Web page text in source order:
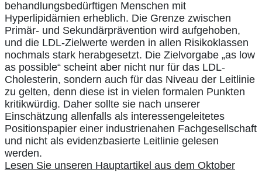
behandlungsbedürftigen Menschen mit
Hyperlipidämien erheblich. Die Grenze zwischen
Primär- und Sekundärprävention wird aufgehoben,
und die LDL-Zielwerte werden in allen Risikoklassen
nochmals stark herabgesetzt. Die Zielvorgabe „as low
as possible“ scheint aber nicht nur für das LDL-
Cholesterin, sondern auch für das Niveau der Leitlinie
zu gelten, denn diese ist in vielen formalen Punkten
kritikwürdig. Daher sollte sie nach unserer
Einschätzung allenfalls als interessengeleitetes
Positionspapier einer industrienahen Fachgesellschaft
und nicht als evidenzbasierte Leitlinie gelesen
werden.
Lesen Sie unseren Hauptartikel aus dem Oktober